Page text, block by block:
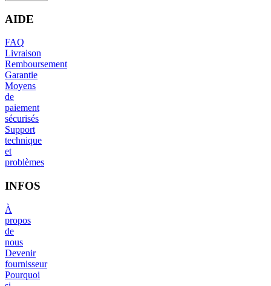
AIDE
FAQ
Livraison
Remboursement
Garantie
Moyens
de
paiement
sécurisés
Support
technique
et
problèmes
INFOS
À
propos
de
nous
Devenir
fournisseur
Pourquoi